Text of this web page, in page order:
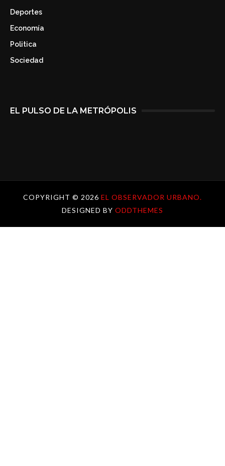
Deportes
Economía
Politica
Sociedad
EL PULSO DE LA METRÓPOLIS
COPYRIGHT © 2026 EL OBSERVADOR URBANO.
DESIGNED BY ODDTHEMES